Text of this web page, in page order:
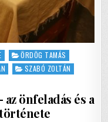
ÖRDÖG TAMÁS
SZABÓ ZOLTÁN
önfeladás és a